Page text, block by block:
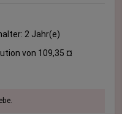
2 Jahr(e)
von 109,35 ¤